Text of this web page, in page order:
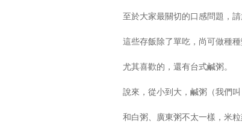
至於大家最關切的口感問題，
這些存飯除了單吃，尚可做種
尤其喜歡的，還有台式鹹粥。
說來，從小到大，鹹粥（我們
和白粥、廣東粥不太一樣，米